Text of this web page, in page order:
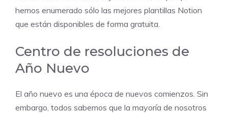
hemos enumerado sólo las mejores plantillas Notion
que están disponibles de forma gratuita.
Centro de resoluciones de
Año Nuevo
El año nuevo es una época de nuevos comienzos. Sin
embargo, todos sabemos que la mayoría de nosotros